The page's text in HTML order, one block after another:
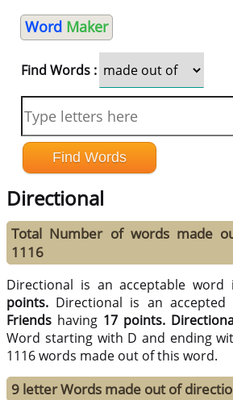
Word Maker
Find Words :
Directional
Total Number of words made
1116
Directional is an acceptable word
points. Directional is an
Friends having 17 points.
Word starting with D and ending
1116 words made out of this word.
9 letter Words made out of